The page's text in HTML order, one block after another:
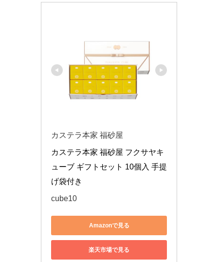
カステラ本家 福砂屋
カステラ本家 福砂屋 フクサヤキ
ューブ ギフトセット 10個入 手提
げ袋付き
cube10
Amazonで見る
楽天市場で見る